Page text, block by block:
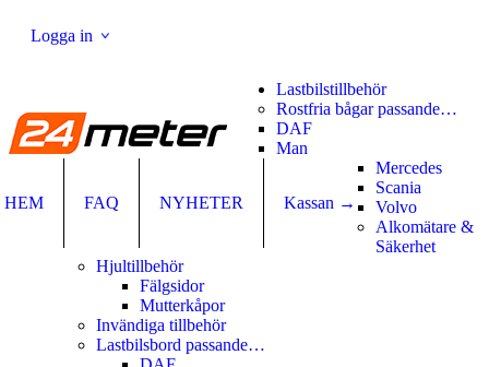
Logga in
Användarnamn eller e-postadress*
HEM FAQ NYHETER Kassan →
Lastbilstillbehör
Rostfria bågar passande…
DAF
Man
Mercedes
Scania
Volvo
Alkomätare &
Säkerhet
Hjultillbehör
Fälgsidor
Mutterkåpor
Invändiga tillbehör
Lastbilsbord passande…